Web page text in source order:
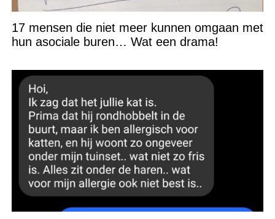
17 mensen die niet meer kunnen omgaan met
hun asociale buren… Wat een drama!